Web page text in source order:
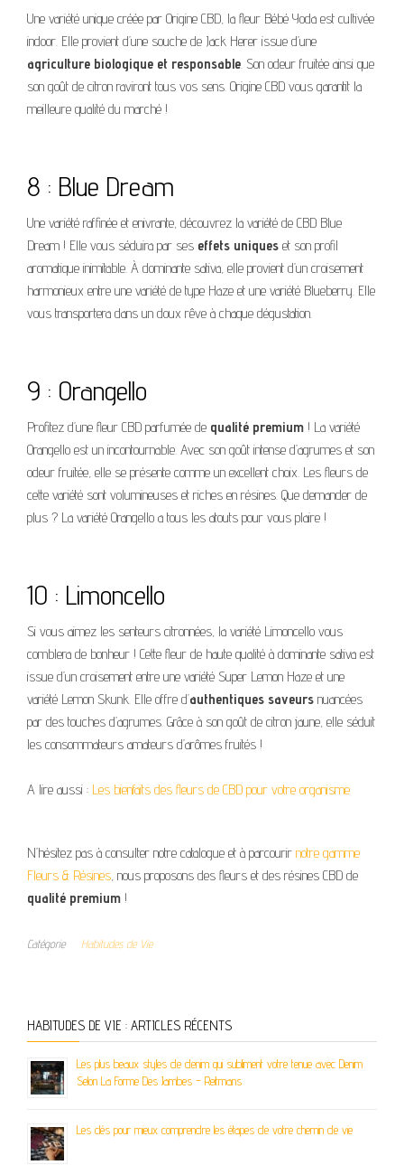
Une variété unique créée par Origine CBD, la fleur Bébé Yoda est cultivée
indoor. Elle provient d’une souche de Jack Herer issue d’une
agriculture biologique et responsable. Son odeur fruitée ainsi que
son goût de citron raviront tous vos sens. Origine CBD vous garantit la
meilleure qualité du marché !
8 : Blue Dream
Une variété raffinée et enivrante, découvrez la variété de CBD Blue
Dream ! Elle vous séduira par ses effets uniques et son profil
aromatique inimitable. À dominante sativa, elle provient d’un croisement
harmonieux entre une variété de type Haze et une variété Blueberry. Elle
vous transportera dans un doux rêve à chaque dégustation.
9 : Orangello
Profitez d’une fleur CBD parfumée de qualité premium ! La variété
Orangello est un incontournable. Avec son goût intense d’agrumes et son
odeur fruitée, elle se présente comme un excellent choix. Les fleurs de
cette variété sont volumineuses et riches en résines. Que demander de
plus ? La variété Orangello a tous les atouts pour vous plaire !
10 : Limoncello
Si vous aimez les senteurs citronnées, la variété Limoncello vous
comblera de bonheur ! Cette fleur de haute qualité à dominante sativa est
issue d’un croisement entre une variété Super Lemon Haze et une
variété Lemon Skunk. Elle offre d’authentiques saveurs nuancées
par des touches d’agrumes. Grâce à son goût de citron jaune, elle séduit
les consommateurs amateurs d’arômes fruités !
A lire aussi : Les bienfaits des fleurs de CBD pour votre organisme
N’hésitez pas à consulter notre catalogue et à parcourir notre gamme
Fleurs & Résines, nous proposons des fleurs et des résines CBD de
qualité premium !
Catégorie Habitudes de Vie
HABITUDES DE VIE : ARTICLES RÉCENTS
Les plus beaux styles de denim qui subliment votre tenue avec Denim
Selon La Forme Des Jambes – Reitmans
Les clés pour mieux comprendre les étapes de votre chemin de vie